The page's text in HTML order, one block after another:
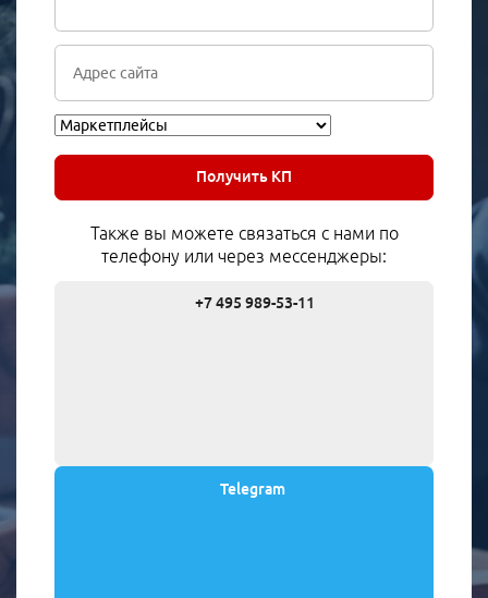
Получить КП
Также вы можете связаться с нами по
телефону или через мессенджеры:
+7 495 989-53-11
Telegram